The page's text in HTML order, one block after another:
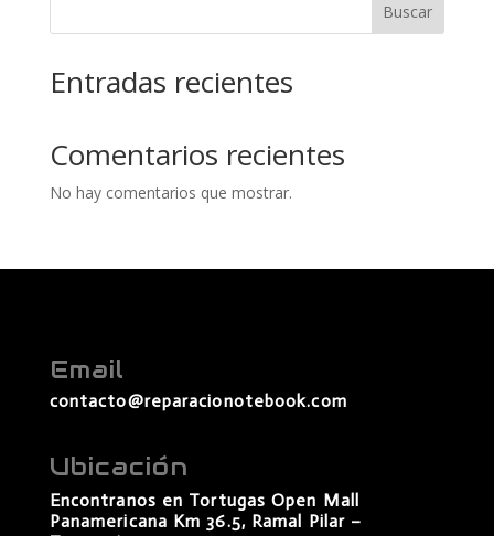
Buscar
Entradas recientes
Comentarios recientes
No hay comentarios que mostrar.
Email
contacto@reparacionotebook.com
Ubicación
Encontranos en Tortugas Open Mall
Panamericana Km 36.5, Ramal Pilar –